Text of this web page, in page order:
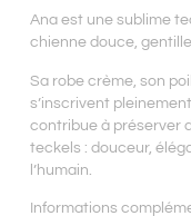
Ana est une sublime
chienne douce,
Sa robe crème, son
s’inscrivent
contribue à préserver
teckels : douceur,
l’humain.
Informations